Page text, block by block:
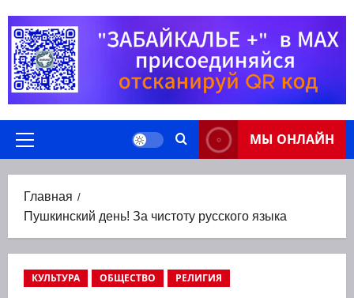
содержимому
Основное
МЫ ОНЛАЙН
Главная
Пушкинский день! За чистоту русского языка
КУЛЬТУРА ОБЩЕСТВО РЕЛИГИЯ